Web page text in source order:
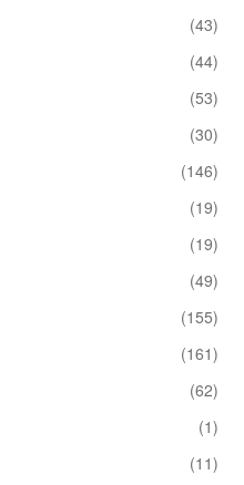
(43)
(44)
(53)
(30)
(146)
(19)
(19)
(49)
(155)
(161)
(62)
(1)
(11)